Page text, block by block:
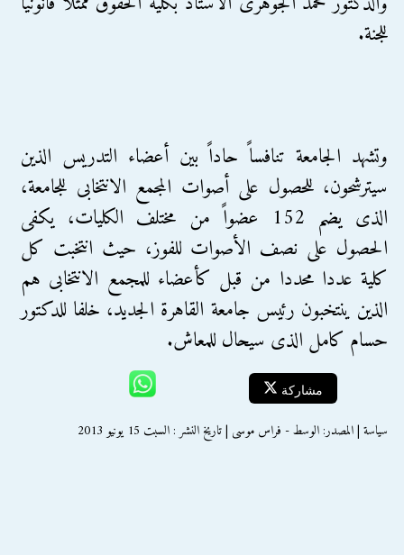
للجنة.
وتشهد الجامعة تنافساً حاداً بين أعضاء التدريس الذين
سيترشحون، للحصول على أصوات المجمع الانتخابى للجامعة،
الذى يضم 152 عضواً من مختلف الكليات، يكفى
الحصول على نصف الأصوات للفوز، حيث انتخبت كل
كلية عددا محددا من قبل كأعضاء للمجمع الانتخابى هم
الذين ينتخبون رئيس جامعة القاهرة الجديد، خلفا للدكتور
حسام كامل الذى سيحال للمعاش.
مشاركة
سياسة | المصدر: الوسط - فراس موسى | تاريخ النشر : السبت 15 يونيو 2013